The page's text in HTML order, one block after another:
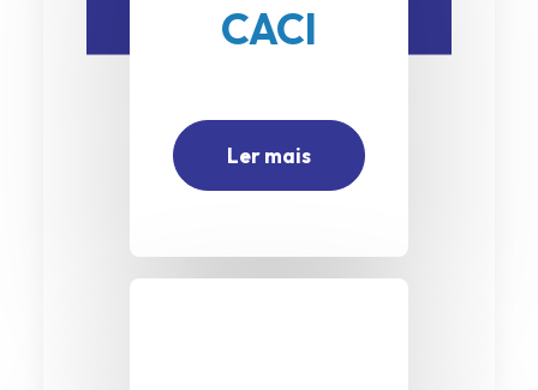
CACI
Ler mais